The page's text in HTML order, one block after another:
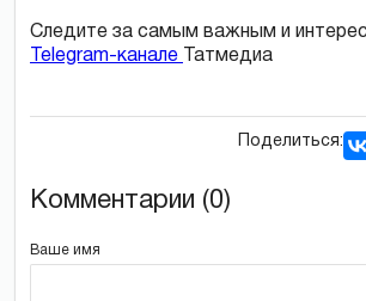
Следите за самым важным и
Telegram-канале
Татмедиа
Поделиться:
Комментарии (0)
Ваше имя